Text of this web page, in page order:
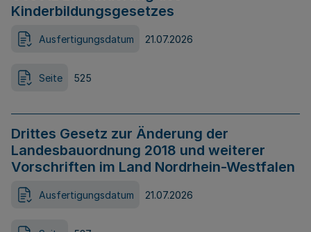
Kinderbildungsgesetzes
Ausfertigungsdatum 21.07.2026
Seite 525
Drittes Gesetz zur Änderung der
Landesbauordnung 2018 und weiterer
Vorschriften im Land Nordrhein-Westfalen
Ausfertigungsdatum 21.07.2026